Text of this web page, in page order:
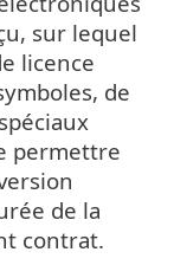
sur lequel
licence
de
permettre
de la
contrat.